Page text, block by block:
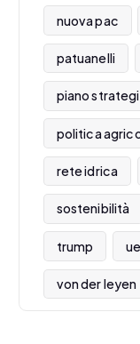
nuova pac
patuanelli
piano
politica
rete idrica
sostenibilità
trump ue
von der leyen